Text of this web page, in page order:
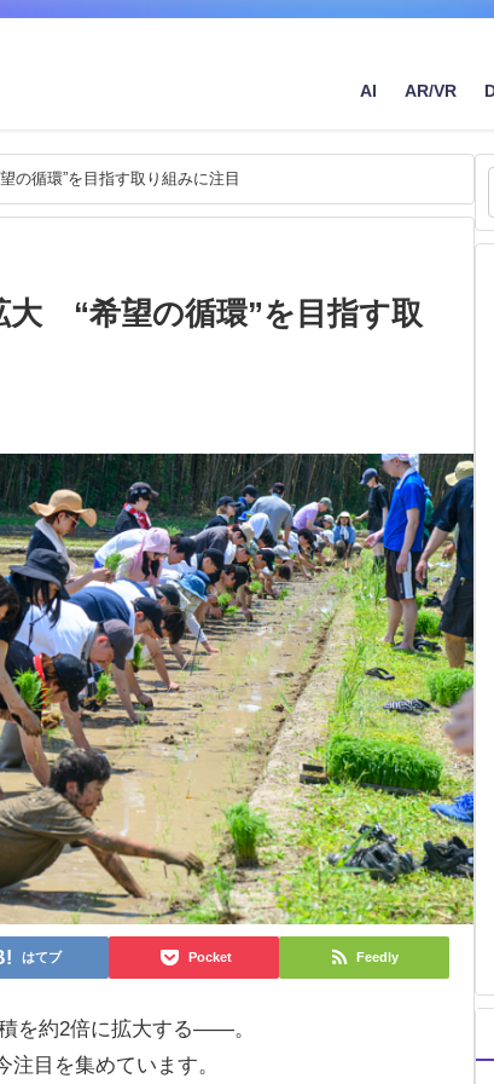
AI AR/VR
の循環”を目指す取り組みに注目
大 “希望の循環”を目指す取
はてブ Pocket Feedly
を約2倍に拡大する――。
目を集めています。